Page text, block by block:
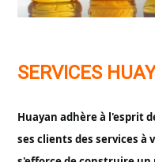
SERVICES
Huayan adhère à l'esprit
ses clients des services